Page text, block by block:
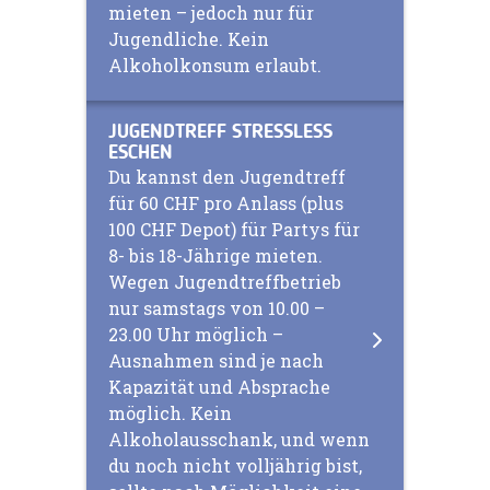
mieten – jedoch nur für
Jugendliche. Kein
Alkoholkonsum erlaubt.
JUGENDTREFF STRESSLESS
ESCHEN
Du kannst den Jugendtreff
für 60 CHF pro Anlass (plus
100 CHF Depot) für Partys für
8- bis 18-Jährige mieten.
Wegen Jugendtreffbetrieb
nur samstags von 10.00 –
23.00 Uhr möglich –
Ausnahmen sind je nach
Kapazität und Absprache
möglich. Kein
Alkoholausschank, und wenn
du noch nicht volljährig bist,